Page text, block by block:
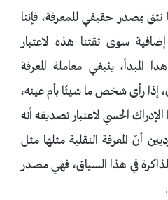
نثق بمصدر حقيقي للمعرفة، فإننا
سوى ثقتنا هذه لاعتبار
المبدأ، ينبغي معاملة المعرفة
إذا رأى شخص ما شيئًا بأم عينه،
الحسي لاعتبار تصديقه أنه
أنّ المعرفة النقلية مثلها مثل
في هذا السياق، فهي مصدر